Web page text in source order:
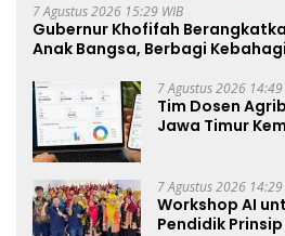
7 Agustus 2026 15:29 WIB
Gubernur Khofifah
Anak Bangsa, Berbagi
7 Agustus 2026 14:49
Tim Dosen
Jawa Timur
7 Agustus 2026 14:29
Workshop AI
Pendidik